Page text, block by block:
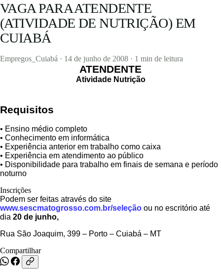
Vagas
Currículos
Notícias
Entrar
Publicar vaga
VAGA PARA ATENDENTE
(ATIVIDADE DE NUTRIÇÃO) EM
CUIABÁ
Empregos_Cuiabá · 14 de junho de 2008 · 1 min de leitura
ATENDENTE
Atividade Nutrição
Requisitos
• Ensino médio completo
• Conhecimento em informática
• Experiência anterior em trabalho como caixa
• Experiência em atendimento ao público
• Disponibilidade para trabalho em finais de semana e período
noturno
Inscrições
Podem ser feitas através do site
www.sescmatogrosso.com.br/seleção ou no escritório até
dia 20 de junho,
Rua São Joaquim, 399 – Porto – Cuiabá – MT
Compartilhar